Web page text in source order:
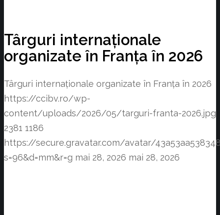
Târguri internaționale
organizate în Franța în 2026
Târguri internaționale organizate în Franța în 2026
https://ccibv.ro/wp-
content/uploads/2026/05/targuri-franta-2026.jpg
2381 1186
https://secure.gravatar.com/avatar/
s=96&d=mm&r=g mai 28, 2026 mai 28, 2026